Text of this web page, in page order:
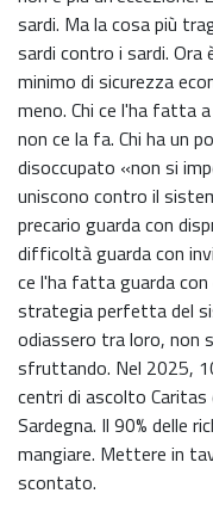
sardi. Ma la cosa più
sardi contro i sardi. Ora
minimo di sicurezza
meno. Chi ce l'ha fatta
non ce la fa. Chi ha un
disoccupato «non si
uniscono contro il
precario guarda con
difficoltà guarda con
ce l'ha fatta guarda
strategia perfetta del
odiassero tra loro, non
sfruttando. Nel 2025,
centri di ascolto
Sardegna. Il 90% delle
mangiare. Mettere in
scontato.